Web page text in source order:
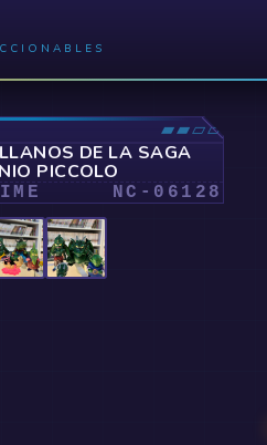
▰▰▱▱
⤢
DE LA SAGA
PICCOLO
NC- 06128